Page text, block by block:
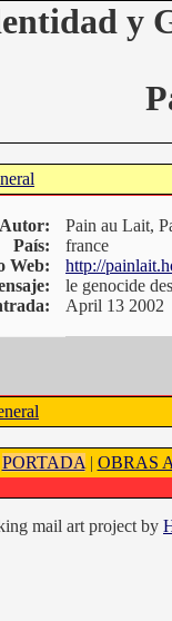
y
Autor:
País:
Web:
Pain au Lait,
france
http://
le genocide
April 13 2002
PORTADA | OBRAS
mail art project by